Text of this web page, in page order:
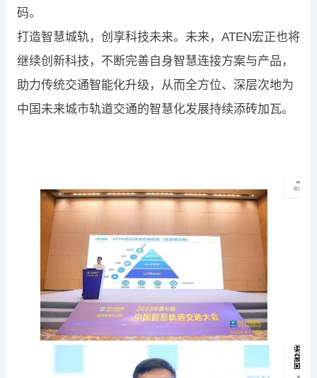
码。
打造智慧城轨，创享科技未来。未来，ATEN宏正也将
继续创新科技，不断完善自身智慧连接方案与产品，
助力传统交通智能化升级，从而全方位、深层次地为
中国未来城市轨道交通的智慧化发展持续添砖加瓦。